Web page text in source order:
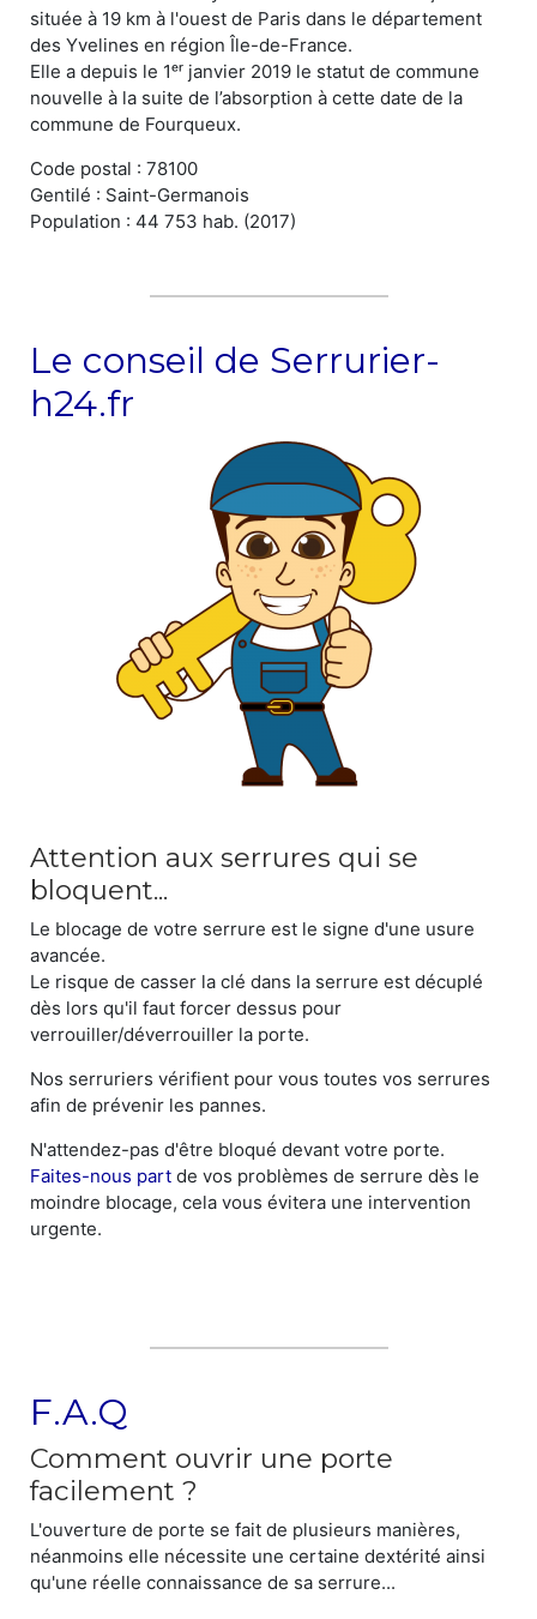
située à 19 km à l'ouest de Paris dans le département
des Yvelines en région Île-de-France.
Elle a depuis le 1ᵉʳ janvier 2019 le statut de commune
nouvelle à la suite de l’absorption à cette date de la
commune de Fourqueux.
Code postal : 78100
Gentilé : Saint-Germanois
Population : 44 753 hab. (2017)
Le conseil de Serrurier-
h24.fr
Attention aux serrures qui se
bloquent...
Le blocage de votre serrure est le signe d'une usure
avancée.
Le risque de casser la clé dans la serrure est décuplé
dès lors qu'il faut forcer dessus pour
verrouiller/déverrouiller la porte.
Nos serruriers vérifient pour vous toutes vos serrures
afin de prévenir les pannes.
N'attendez-pas d'être bloqué devant votre porte.
Faites-nous part de vos problèmes de serrure dès le
moindre blocage, cela vous évitera une intervention
urgente.
F.A.Q
Comment ouvrir une porte
facilement ?
L'ouverture de porte se fait de plusieurs manières,
néanmoins elle nécessite une certaine dextérité ainsi
qu'une réelle connaissance de sa serrure...